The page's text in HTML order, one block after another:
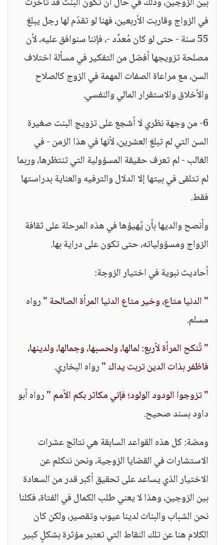
في الزواج وقاربت الأربعين، فهنا لو تقدّم لها رجل يبلغ
55 سنة - حتى لو كان مُعدِّد -، فإننا سنوافق عليه، لأن
مصلحة تزويجها أفضل من التفكير في مسألة اختلاف
السن، مع مراعاة الصفات المهمة في الزوج كالصلاح
والأخلاق والاستقرار المالي والنفسي.
6- من وجهة نظري لا أشجع على تزويج البنت صغيرة
السن التي لم تبلغ العشرين، لأنها في هذا الزمن - في
الغالب - لم تعرف حقيقة المسؤولية التي تنتظرها، وربما
لم تتلقى في بيتها إلا الدلال والترفيه والعناية بدراستها
فقط.
وأنصح والديها بأن يُهيؤها في هذه المرحلة على ثقافة
الزواج ومسؤولياته، حتى تكون على دراية بها.
أحاديث نبوية في اختيار الزوجة:
" الدنيا متاع، وخير متاع الدنيا المرأة الصالحة "رواه
مسلم.
" تُنكح المرأة لأربع: لمالها، ولحسبها، وجمالها، ولدينها،
فاظفر بذات الدين تربت يداك "رواه البخاري.
" تزوجوا الودود الولود؛ فإني مكاثر بكم الأمم "رواه أبو
داود بسند صحيح.
ومضة: كل هذه القواعد السابقة هي نتائج عشرات
الاستشارات في القضايا الزوجية، ونحن نتكلم عن
الاختيار الذي يساعد على تحقيق أكبر قدر من السعادة
بين الزوجين، وهذا لا يعني طلب الكمال في الفتاة، فكلنا
نحن الشباب والبنات لدينا عيوب وتقصير، ولكن كان
الكلام هنا عن تلك النقاط التي تعتبر مؤثرة بشكلٍ كبير